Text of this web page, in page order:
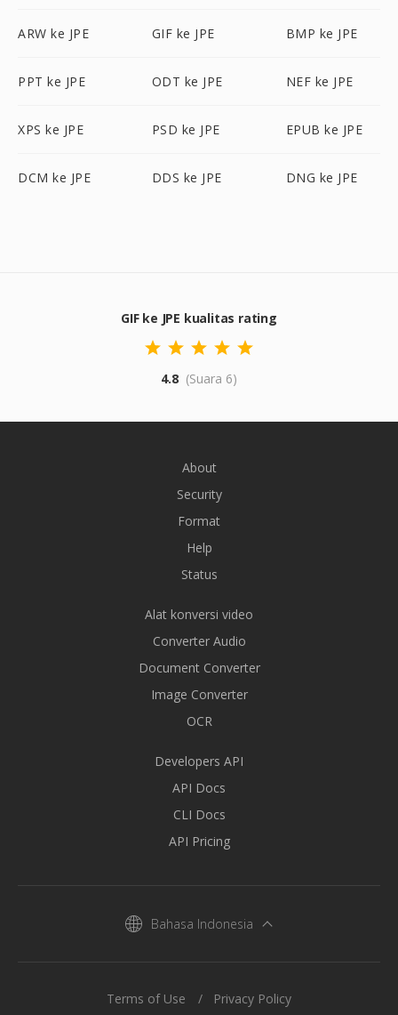
ARW ke JPE GIF ke JPE BMP ke JPE
PPT ke JPE ODT ke JPE NEF ke JPE
XPS ke JPE PSD ke JPE EPUB ke JPE
DCM ke JPE DDS ke JPE DNG ke JPE
GIF ke JPE kualitas rating
4.8 (Suara 6)
About
Security
Format
Help
Status
Alat konversi video
Converter Audio
Document Converter
Image Converter
OCR
Developers API
API Docs
CLI Docs
API Pricing
Bahasa Indonesia
Terms of Use Privacy Policy